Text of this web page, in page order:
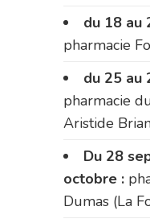
du 18 au
pharmacie
du 25 au
pharmacie
Aristide
Du 28
octobre :
Dumas (La